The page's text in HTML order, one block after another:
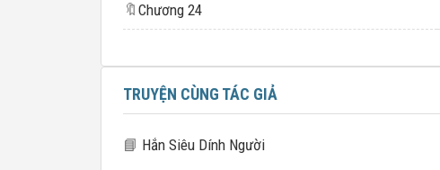
🔖 Chương 24
TRUYỆN CÙNG TÁC GIẢ
📘 Hắn Siêu Dính Người